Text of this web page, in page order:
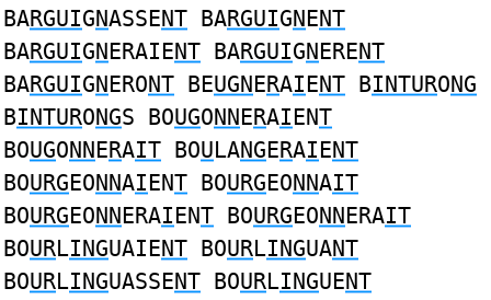
BARGUIGNASSENT BARGUIGNENT
BARGUIGNERAIENT BARGUIGNERENT
BARGUIGNERONT BEUGNERAIENT BINTURONG
BINTURONGS BOUGONNERAIENT
BOUGONNERAIT BOULANGERAIENT
BOURGEONNAIENT BOURGEONNAIT
BOURGEONNERAIENT BOURGEONNERAIT
BOURLINGUAIENT BOURLINGUANT
BOURLINGUASSENT BOURLINGUENT